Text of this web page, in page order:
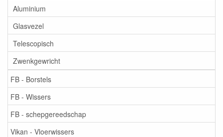
Aluminium
Glasvezel
Telescopisch
Zwenkgewricht
FB - Borstels
FB - Wissers
FB - schepgereedschap
Vikan - Vloerwissers